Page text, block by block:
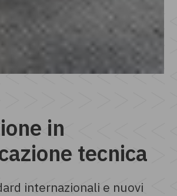
in
tecnica
internazionali e nuovi